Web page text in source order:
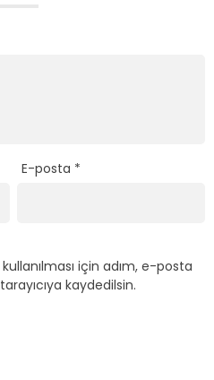
E-posta *
için adım, e-posta
kaydedilsin.